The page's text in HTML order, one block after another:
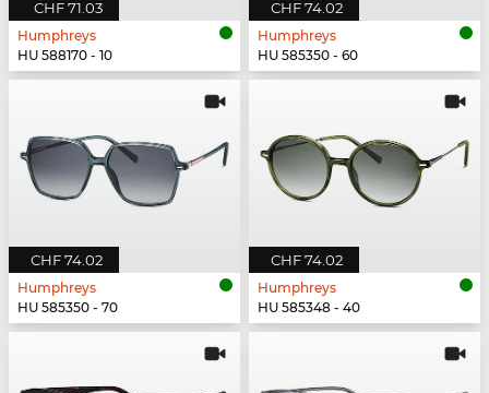
CHF 71.03
Humphreys
HU 588170 - 10
CHF 74.02
Humphreys
HU 585350 - 60
CHF 74.02
Humphreys
HU 585350 - 70
CHF 74.02
Humphreys
HU 585348 - 40